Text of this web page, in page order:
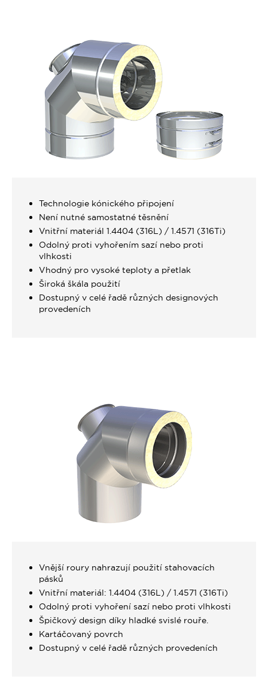
Technologie kónického připojení
Není nutné samostatné těsnění
Vnitřní materiál 1.4404 (316L) / 1.4571 (316Ti)
Odolný proti vyhořením sazí nebo proti
vlhkosti
Vhodný pro vysoké teploty a přetlak
Široká škála použití
Dostupný v celé řadě různých designových
provedeních
Vnější roury nahrazují použití stahovacích
pásků
Vnitřní materiál: 1.4404 (316L) / 1.4571 (316Ti)
Odolný proti vyhoření sazí nebo proti vlhkosti
Špičkový design díky hladké svislé rouře.
Kartáčovaný povrch
Dostupný v celé řadě různých provedeních